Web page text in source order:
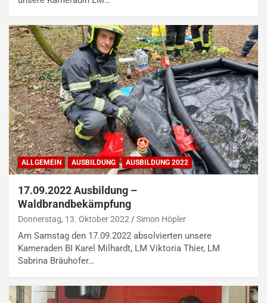
ALLGEMEIN AUSBILDUNG AUSBILDUNG 2022
17.09.2022 Ausbildung –
Waldbrandbekämpfung
Donnerstag, 13. Oktober 2022 Simon Höpler
Am Samstag den 17.09.2022 absolvierten unsere
Kameraden BI Karel Milhardt, LM Viktoria Thier, LM
Sabrina Bräuhofer…